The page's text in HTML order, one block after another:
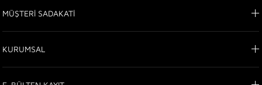
MÜŞTERİ SADAKATİ
KURUMSAL